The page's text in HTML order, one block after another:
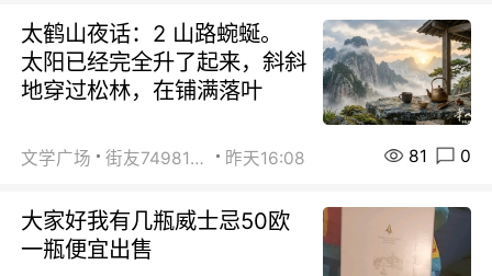
太鹤山夜话：2 山路蜿蜒。
太阳已经完全升了起来，斜斜
地穿过松林，在铺满落叶
文学广场 街友74981146 昨天16:08 81 0
大家好我有几瓶威士忌50欧
一瓶便宜出售